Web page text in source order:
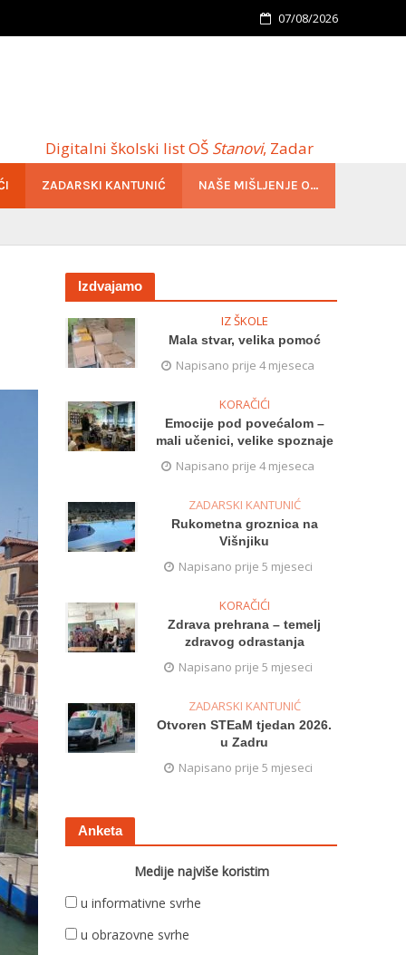
07/08/2026
Digitalni školski list OŠStanovi, Zadar
ZADARSKI KANTUNIĆ NAŠE MIŠLJENJE O…
Izdvajamo
IZ ŠKOLE
Mala stvar, velika pomoć
Napisano prije 4 mjeseca
KORAČIĆI
Emocije pod povećalom –
mali učenici, velike spoznaje
Napisano prije 4 mjeseca
ZADARSKI KANTUNIĆ
Rukometna groznica na
Višnjiku
Napisano prije 5 mjeseci
KORAČIĆI
Zdrava prehrana – temelj
zdravog odrastanja
Napisano prije 5 mjeseci
ZADARSKI KANTUNIĆ
Otvoren STEaM tjedan 2026.
u Zadru
Napisano prije 5 mjeseci
Anketa
Medije najviše koristim
u informativne svrhe
u obrazovne svrhe